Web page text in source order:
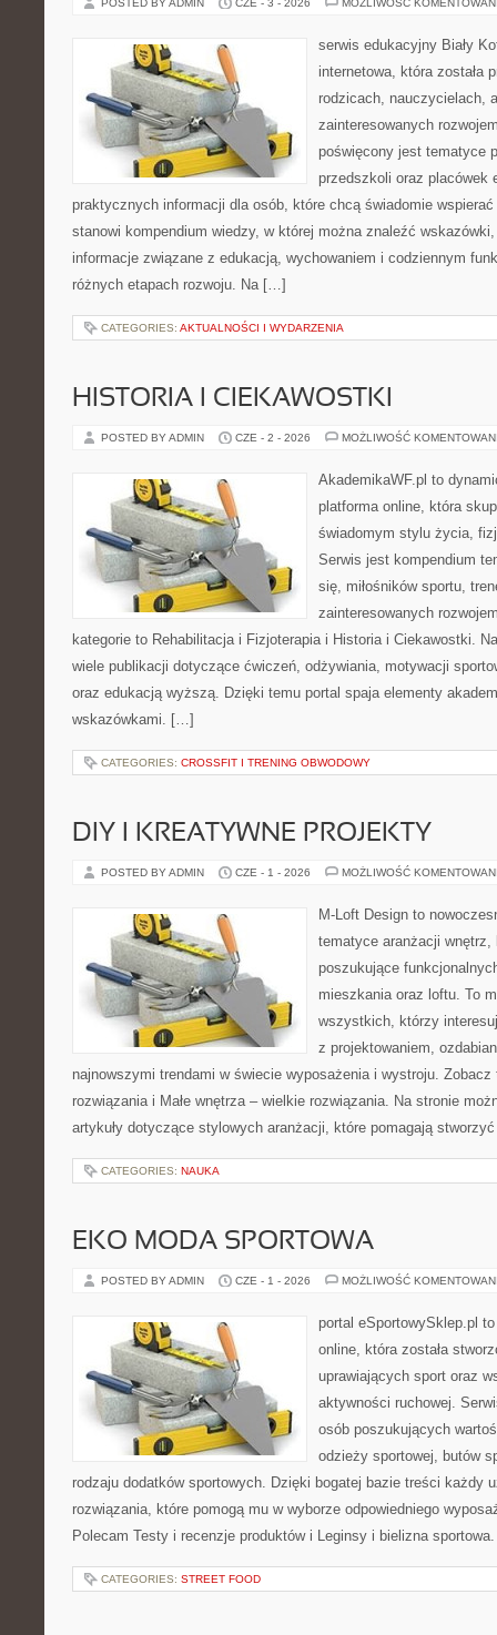
POSTED BY ADMIN CZE - 3 - 2026 MOŻLIWOŚĆ
serwis edukacyjny Biały
internetowa, która została
rodzicach, nauczycielach,
zainteresowanych
poświęcony jest tematyce
przedszkoli oraz placówek
praktycznych informacji dla osób, które chcą świadomie
stanowi kompendium wiedzy, w której można znaleźć
informacje związane z edukacją, wychowaniem i codziennym
różnych etapach rozwoju. Na […]
CATEGORIES: AKTUALNOŚCI I WYDARZENIA
HISTORIA I CIEKAWOSTKI
POSTED BY ADMIN CZE - 2 - 2026 MOŻLIWOŚĆ
AkademikaWF.pl to
platforma online, która
świadomym stylu życia,
Serwis jest kompendium
się, miłośników sportu,
zainteresowanych
kategorie to Rehabilitacja i Fizjoterapia i Historia i Ciekawostki.
wiele publikacji dotyczące ćwiczeń, odżywiania, motywacji
oraz edukacją wyższą. Dzięki temu portal spaja elementy
wskazówkami. […]
CATEGORIES: CROSSFIT I TRENING OBWODOWY
DIY I KREATYWNE PROJEKTY
POSTED BY ADMIN CZE - 1 - 2026 MOŻLIWOŚĆ
M-Loft Design to
tematyce aranżacji
poszukujące
mieszkania oraz loftu. To
wszystkich, którzy
z projektowaniem,
najnowszymi trendami w świecie wyposażenia i wystroju. Zobacz
rozwiązania i Małe wnętrza – wielkie rozwiązania. Na stronie
artykuły dotyczące stylowych aranżacji, które pomagają
CATEGORIES: NAUKA
EKO MODA SPORTOWA
POSTED BY ADMIN CZE - 1 - 2026 MOŻLIWOŚĆ
portal eSportowySklep.pl
online, która została
uprawiających sport oraz
aktywności ruchowej.
osób poszukujących
odzieży sportowej, butów
rodzaju dodatków sportowych. Dzięki bogatej bazie treści każdy
rozwiązania, które pomogą mu w wyborze odpowiedniego
Polecam Testy i recenzje produktów i Leginsy i bielizna
CATEGORIES: STREET FOOD